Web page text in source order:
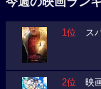
1位 ス
2位 映